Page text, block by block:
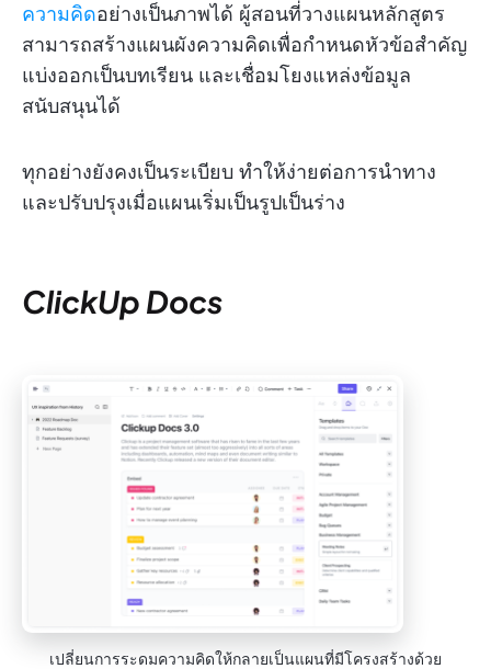
ความคิดอย่างเป็นภาพได้ ผู้สอนที่วางแผนหลักสูตร
สามารถสร้างแผนผังความคิดเพื่อกำหนดหัวข้อสำคัญ
แบ่งออกเป็นบทเรียน และเชื่อมโยงแหล่งข้อมูล
สนับสนุนได้
ทุกอย่างยังคงเป็นระเบียบ ทำให้ง่ายต่อการนำทาง
และปรับปรุงเมื่อแผนเริ่มเป็นรูปเป็นร่าง
ClickUp Docs
เปลี่ยนการระดมความคิดให้กลายเป็นแผนที่มีโครงสร้างด้วย